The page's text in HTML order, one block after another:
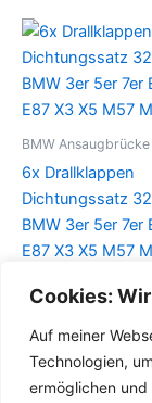
Cookies:
Auf meiner
Technologien,
ermöglichen und
BMW
6x Drallklappen
Dichtungssatz
BMW 3er 5er 7er
E87 X3 X5 M57
Details